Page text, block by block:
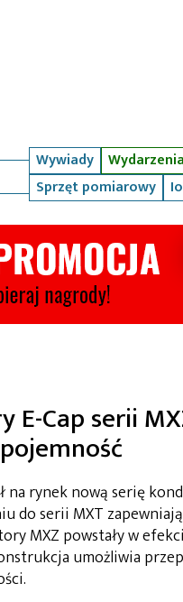
Wywiady Wydarzenia
Sprzęt pomiarowy
E-Cap serii
na rynek nową serię
do serii MXT
MXZ powstały w
umożliwia